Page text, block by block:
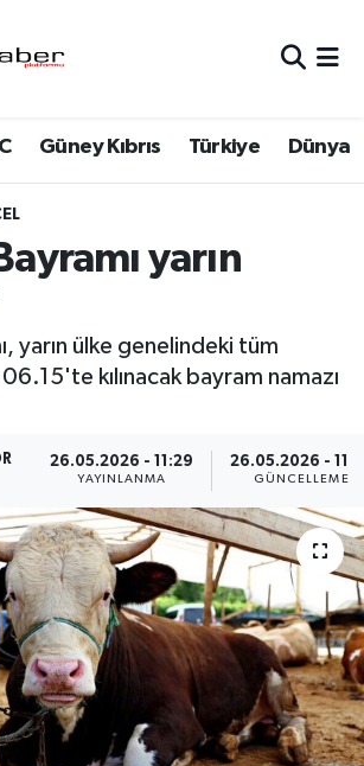
Güney Kıbrıs Türkiye Dünya
yarın
yarın ülke genelindeki tüm
kılınacak bayram namazı
26.05.2026 - 11:29
YAYINLANMA
26.05.2026 -
GÜNCELLEME
Durumu ve Fikstür